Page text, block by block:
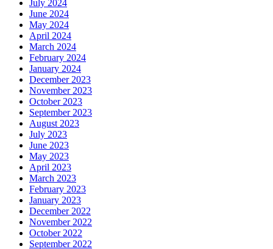
July 2024
June 2024
May 2024
April 2024
March 2024
February 2024
January 2024
December 2023
November 2023
October 2023
September 2023
August 2023
July 2023
June 2023
May 2023
April 2023
March 2023
February 2023
January 2023
December 2022
November 2022
October 2022
September 2022